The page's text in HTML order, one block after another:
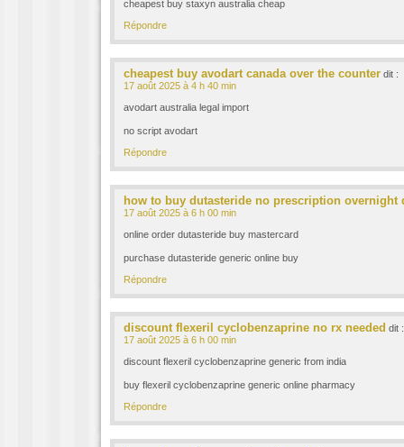
cheapest buy staxyn australia cheap
Répondre
cheapest buy avodart canada over the counter dit :
17 août 2025 à 4 h 40 min
avodart australia legal import
no script avodart
Répondre
how to buy dutasteride no prescription overnight
17 août 2025 à 6 h 00 min
online order dutasteride buy mastercard
purchase dutasteride generic online buy
Répondre
discount flexeril cyclobenzaprine no rx needed dit :
17 août 2025 à 6 h 00 min
discount flexeril cyclobenzaprine generic from india
buy flexeril cyclobenzaprine generic online pharmacy
Répondre